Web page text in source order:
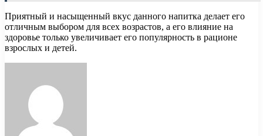
Приятный и насыщенный вкус данного напитка делает его
отличным выбором для всех возрастов, а его влияние на
здоровье только увеличивает его популярность в рационе
взрослых и детей.